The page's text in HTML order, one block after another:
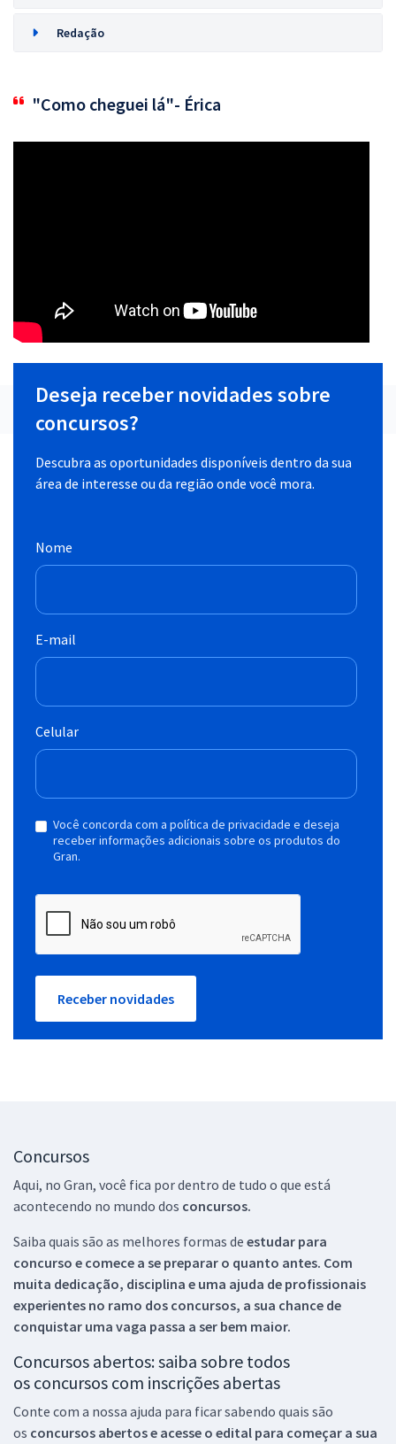
Redação
"Como cheguei lá"- Érica
Deseja receber novidades sobre
concursos?
Descubra as oportunidades disponíveis dentro da sua
área de interesse ou da região onde você mora.
Nome
E-mail
Celular
Você concorda com a política de privacidade e deseja
receber informações adicionais sobre os produtos do
Gran.
Receber novidades
Concursos
Aqui, no Gran, você fica por dentro de tudo o que está
acontecendo no mundo dos concursos.
Saiba quais são as melhores formas de estudar para
concurso e comece a se preparar o quanto antes. Com
muita dedicação, disciplina e uma ajuda de profissionais
experientes no ramo dos concursos, a sua chance de
conquistar uma vaga passa a ser bem maior.
Concursos abertos: saiba sobre todos
os concursos com inscrições abertas
Conte com a nossa ajuda para ficar sabendo quais são
os concursos abertos e acesse o edital para começar a sua